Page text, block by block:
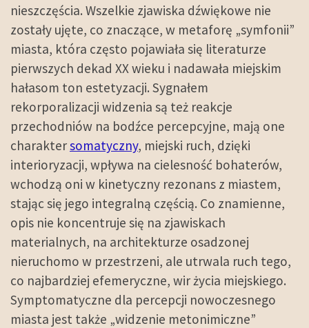
nieszczęścia. Wszelkie zjawiska dźwiękowe nie
zostały ujęte, co znaczące, w metaforę „symfonii”
miasta, która często pojawiała się literaturze
pierwszych dekad XX wieku i nadawała miejskim
hałasom ton estetyzacji. Sygnałem
rekorporalizacji widzenia są też reakcje
przechodniów na bodźce percepcyjne, mają one
charaktersomatyczny, miejski ruch, dzięki
interioryzacji, wpływa na cielesność bohaterów,
wchodzą oni w kinetyczny rezonans z miastem,
stając się jego integralną częścią. Co znamienne,
opis nie koncentruje się na zjawiskach
materialnych, na architekturze osadzonej
nieruchomo w przestrzeni, ale utrwala ruch tego,
co najbardziej efemeryczne, wir życia miejskiego.
Symptomatyczne dla percepcji nowoczesnego
miasta jest także „widzenie metonimiczne”